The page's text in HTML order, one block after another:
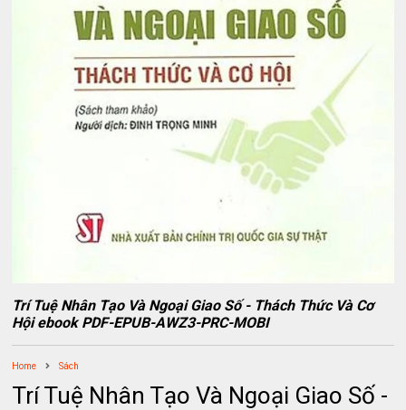
Trí Tuệ Nhân Tạo Và Ngoại Giao Số - Thách Thức Và Cơ
Hội ebook PDF-EPUB-AWZ3-PRC-MOBI
Home Sách
Trí Tuệ Nhân Tạo Và Ngoại Giao Số -